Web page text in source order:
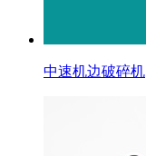
中速机边破碎机